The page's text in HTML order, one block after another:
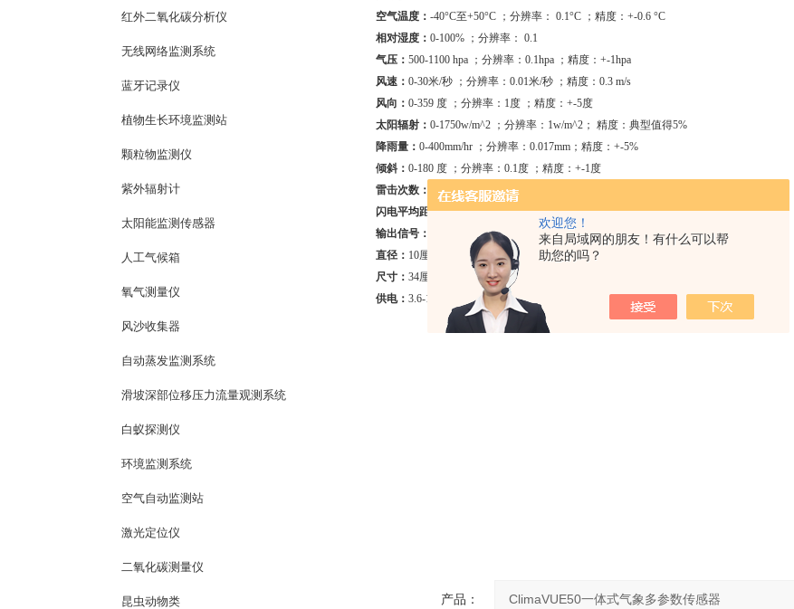
欢迎您！
来自局域网的朋友！有什么可以帮
助您的吗？
红外二氧化碳分析仪
无线网络监测系统
蓝牙记录仪
植物生长环境监测站
颗粒物监测仪
紫外辐射计
太阳能监测传感器
人工气候箱
氧气测量仪
风沙收集器
自动蒸发监测系统
滑坡深部位移压力流量观测系统
白蚁探测仪
环境监测系统
空气自动监测站
激光定位仪
二氧化碳测量仪
昆虫动物类
空气温度： -40°C至+50°C ；分辨率： 0.1°C ；精度：+-0.6 °C
相对湿度： 0-100% ；分辨率： 0.1
气压： 500-1100 hpa ；分辨率：0.1hpa ；精度：+-1hpa
风速： 0-30米/秒 ；分辨率：0.01米/秒 ；精度：0.3 m/s
风向： 0-359 度 ；分辨率：1度 ；精度：+-5度
太阳辐射： 0-1750w/m^2 ；分辨率：1w/m^2； 精度：典型值得5%
降雨量： 0-400mm/hr ；分辨率：0.017mm；精度：+-5%
倾斜： 0-180 度 ；分辨率：0.1度 ；精度：+-1度
雷击次数：
0-65535 次 ；分辨率：1 ；精度：随距离变化
闪电平均距离：0- 40Km ；分辨率：3km ；精度：变量
输出信号：
直径： 10厘米（4英寸）
尺寸： 34厘米（13.4英寸）
供电： 3.6-15VDC
产品：